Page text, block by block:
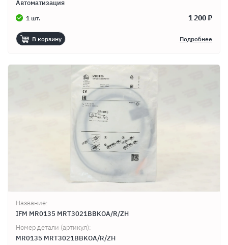
Автоматизация
1 шт. 1 200 ₽
В корзину Подробнее
Название:
IFM MR0135 MRT3021BBKOA/R/ZH
Номер детали (артикул):
MR0135 MRT3021BBKOA/R/ZH